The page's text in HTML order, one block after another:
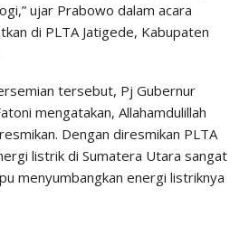
ujar Prabowo dalam acara
di PLTA Jatigede, Kabupaten
tersebut, Pj Gubernur
mengatakan, Allahamdulillah
Dengan diresmikan PLTA
listrik di Sumatera Utara sangat
menyumbangkan energi listriknya